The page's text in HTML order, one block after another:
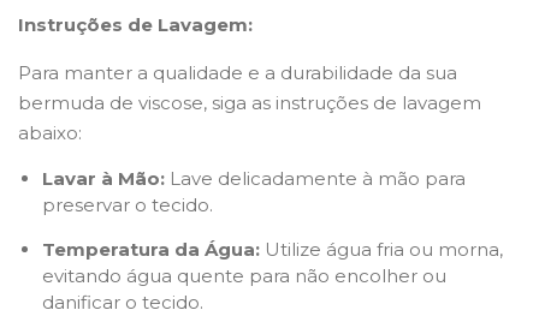
Instruções de Lavagem:
Para manter a qualidade e a durabilidade da sua
bermuda de viscose, siga as instruções de lavagem
abaixo:
Lavar à Mão: Lave delicadamente à mão para
preservar o tecido.
Temperatura da Água: Utilize água fria ou morna,
evitando água quente para não encolher ou
danificar o tecido.